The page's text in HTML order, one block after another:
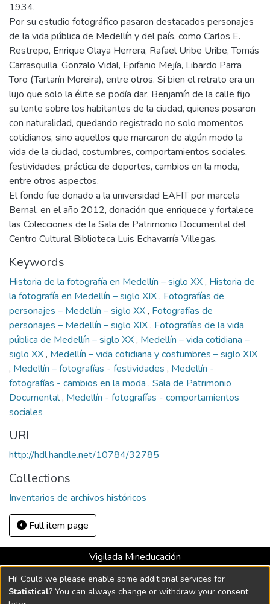
1934.
Por su estudio fotográfico pasaron destacados personajes
de la vida pública de Medellín y del país, como Carlos E.
Restrepo, Enrique Olaya Herrera, Rafael Uribe Uribe, Tomás
Carrasquilla, Gonzalo Vidal, Epifanio Mejía, Libardo Parra
Toro (Tartarín Moreira), entre otros. Si bien el retrato era un
lujo que solo la élite se podía dar, Benjamín de la calle fijo
su lente sobre los habitantes de la ciudad, quienes posaron
con naturalidad, quedando registrado no solo momentos
cotidianos, sino aquellos que marcaron de algún modo la
vida de la ciudad, costumbres, comportamientos sociales,
festividades, práctica de deportes, cambios en la moda,
entre otros aspectos.
El fondo fue donado a la universidad EAFIT por marcela
Bernal, en el año 2012, donación que enriquece y fortalece
las Colecciones de la Sala de Patrimonio Documental del
Centro Cultural Biblioteca Luis Echavarría Villegas.
Keywords
Historia de la fotografía en Medellín – siglo XX, Historia de
la fotografía en Medellín – siglo XIX, Fotografías de
personajes – Medellín – siglo XX, Fotografías de
personajes – Medellín – siglo XIX, Fotografías de la vida
pública de Medellín – siglo XX, Medellín – vida cotidiana –
siglo XX, Medellín – vida cotidiana y costumbres – siglo XIX
, Medellín – fotografías - festividades , Medellín -
fotografías - cambios en la moda , Sala de Patrimonio
Documental, Medellín - fotografías - comportamientos
sociales
URI
http://hdl.handle.net/10784/32785
Collections
Inventarios de archivos históricos
Full item page
Vigilada Mineducación
Universidad con Acreditación Institucional hasta 2026 -
Resolución MEN 2158 de 2018
Hi! Could we please enable some additional services for
Statistical? You can always change or withdraw your consent